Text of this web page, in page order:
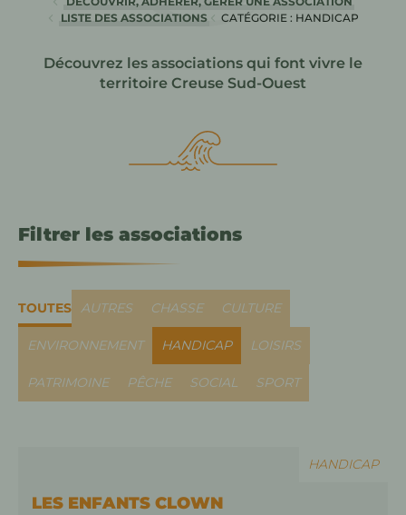
LISTE DES ASSOCIATIONS
CATÉGORIE : HANDICAP
Découvrez les associations qui font vivre le
territoire Creuse Sud-Ouest
Filtrer les associations
TOUTES AUTRES CHASSE CULTURE
ENVIRONNEMENT HANDICAP LOISIRS
PATRIMOINE PÊCHE SOCIAL SPORT
LES ENFANTS CLOWN
HANDICAP